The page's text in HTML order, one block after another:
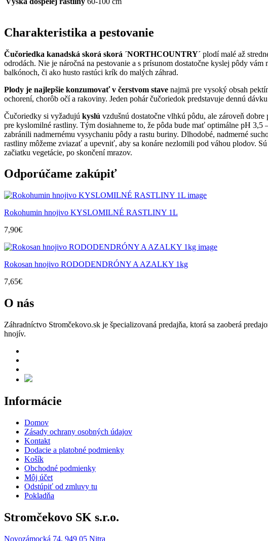
Charakteristika a pestovanie
Čučoriedka kanadská skorá skorá ´NORTHCOUNTRY´ plodí malé až
odrodách. Nie je náročná na pestovanie a s prísunom dostatočne kyslej pôdy
balkónoch, či ako husto rastúci krík do malých záhrad.
Plody je najlepšie konzumovať v čerstvom stave najmä pre vysoký obsah
ochorení, chorôb očí a rakoviny. Jeden pohár čučoriedok predstavuje dennú
Čučoriedky si vyžadujú kyslú vzdušnú dostatočne vlhkú pôdu, ale zároveň
pre kyslomilné rastliny. Tým dosiahneme to, že pôda bude mať optimálne pH
zabránili nadmernému vysychaniu pôdy a rastu buriny. Dlhodobé, nadmerné
rastliny môžeme zviazať a upevniť, aby sa konáre nezlomili pod váhou plodov.
začiatku vegetácie, po skončení mrazov.
Odporúčame zakúpiť
Rokohumin hnojivo KYSLOMILNÉ RASTLINY 1L
7,90€
Rokosan hnojivo RODODENDRÓNY A AZALKY 1kg
7,65€
O nás
Záhradníctvo Stromčekovo.sk je špecializovaná predajňa, ktorá sa zaoberá
hnojív.
Informácie
Domov
Zásady ochrany osobných údajov
Kontakt
Dodacie a platobné podmienky
Košík
Obchodné podmienky
Môj účet
Odstúpiť od zmluvy tu
Pokladňa
Stromčekovo SK s.r.o.
Novozámocká 74, 949 05 Nitra